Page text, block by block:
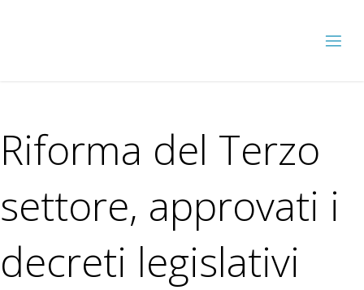
Riforma del Terzo
settore, approvati i
decreti legislativi